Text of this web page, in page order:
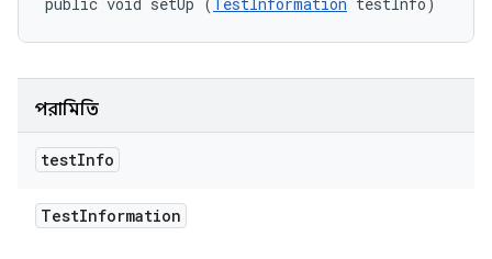
পরামিতি
testInfo
TestInformation